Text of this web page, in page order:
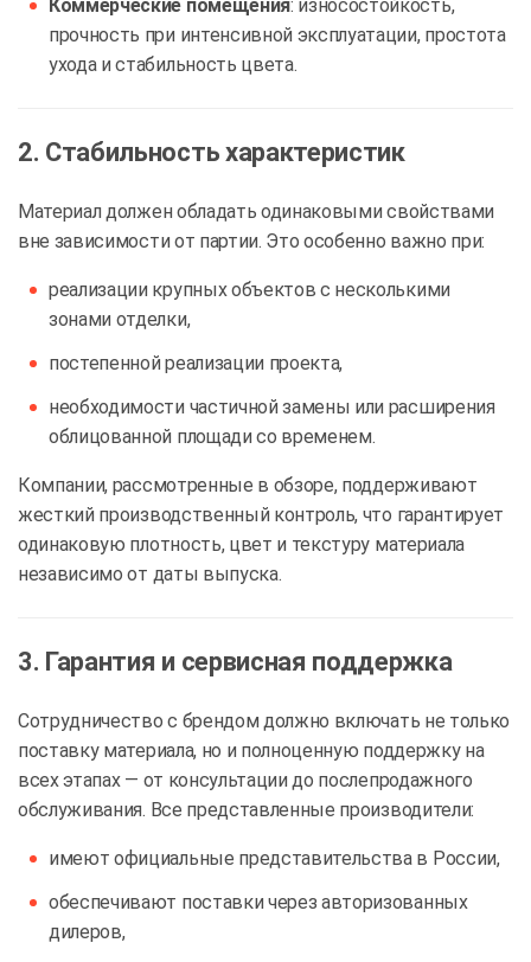
Коммерческие помещения: износостойкость,
прочность при интенсивной эксплуатации, простота
ухода и стабильность цвета.
2. Стабильность характеристик
Материал должен обладать одинаковыми свойствами
вне зависимости от партии. Это особенно важно при:
реализации крупных объектов с несколькими
зонами отделки,
постепенной реализации проекта,
необходимости частичной замены или расширения
облицованной площади со временем.
Компании, рассмотренные в обзоре, поддерживают
жесткий производственный контроль, что гарантирует
одинаковую плотность, цвет и текстуру материала
независимо от даты выпуска.
3. Гарантия и сервисная поддержка
Сотрудничество с брендом должно включать не только
поставку материала, но и полноценную поддержку на
всех этапах — от консультации до послепродажного
обслуживания. Все представленные производители:
имеют официальные представительства в России,
обеспечивают поставки через авторизованных
дилеров,